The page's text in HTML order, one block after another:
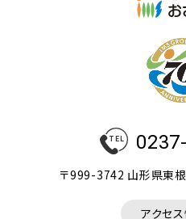
〒999-3742 山形県東
アクセ